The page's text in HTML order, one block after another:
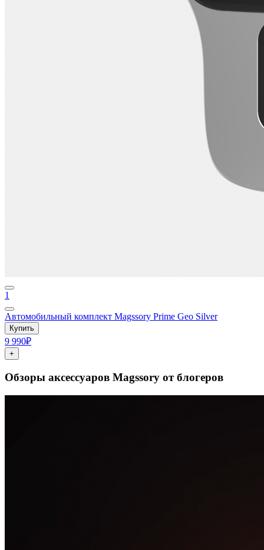
1
Автомобильный комплект Magssory Prime Geo Silver
Купить
9 990₽
+
Обзоры аксессуаров Magssory от блогеров